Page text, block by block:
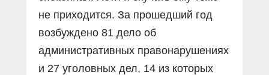
не приходится. За прошедший год
возбуждено 81 дело об
административных правонарушениях
и 27 уголовных дел, 14 из которых